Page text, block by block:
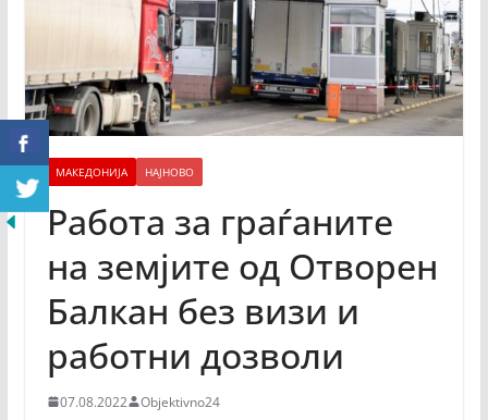
МАКЕДОНИЈА НАЈНОВО
Работа за граѓаните
на земјите од Отворен
Балкан без визи и
работни дозволи
07.08.2022 Objektivno24